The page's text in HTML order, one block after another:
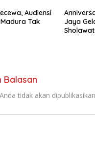
Audiensi
Tak
Jaya
Balasan
tidak akan